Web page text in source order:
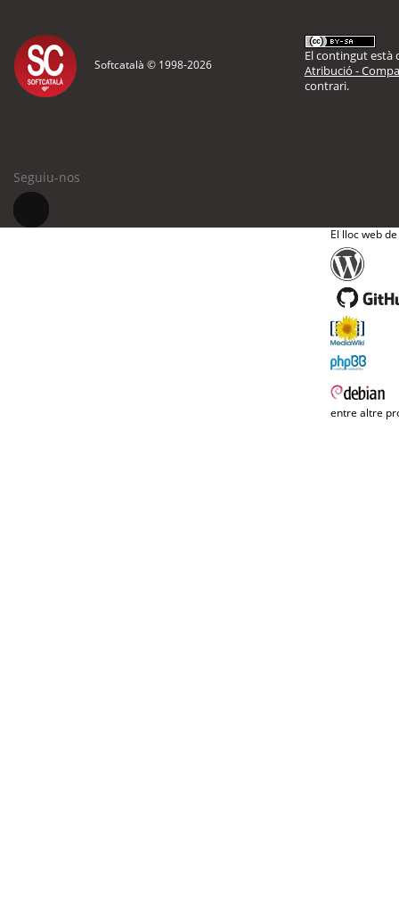
Softcatalà © 1998-2026
El contingut està
Atribució -
contrari.
Seguiu-nos
El lloc web
entre altre